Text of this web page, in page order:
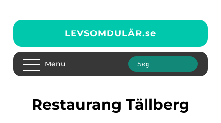
LEVSOMDULÄR.se
Menu
Restaurang Tällberg